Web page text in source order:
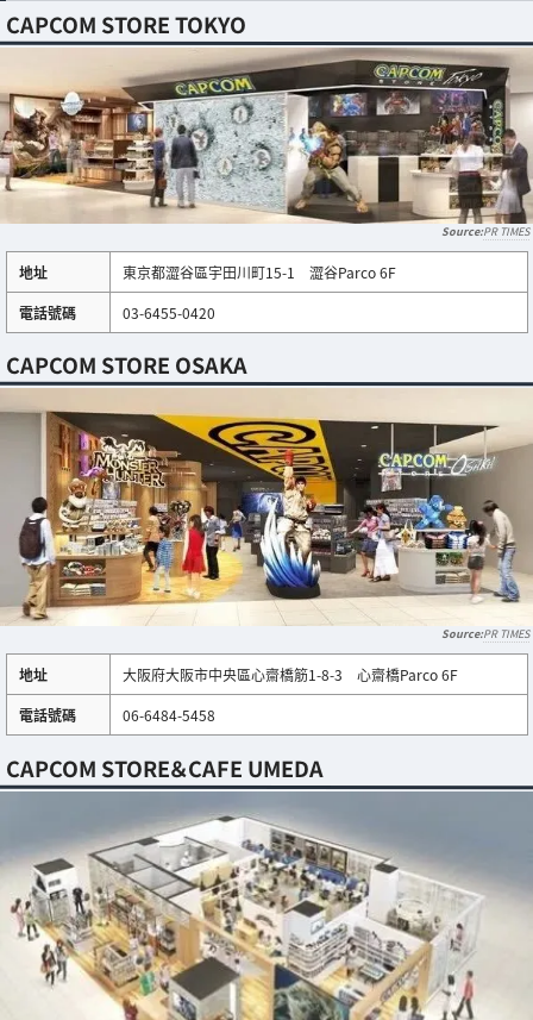
CAPCOM STORE TOKYO
PR TIMES
地址
東京都澀谷區宇田川町15-1 澀谷Parco 6F
電話號碼
03-6455-0420
CAPCOM STORE OSAKA
PR TIMES
地址
大阪府大阪市中央區心齋橋筋1-8-3 心齋橋Parco 6F
電話號碼
06-6484-5458
CAPCOM STORE＆CAFE UMEDA